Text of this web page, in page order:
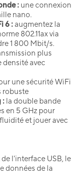
: une connexion
nano.
6 :augmentez la
802.11ax via
1 800 Mbit/s.
plus
densité avec
une sécurité WiFi
robuste
: la double bande
en 5 GHz pour
et jouer avec
l'interface USB, le
données de la